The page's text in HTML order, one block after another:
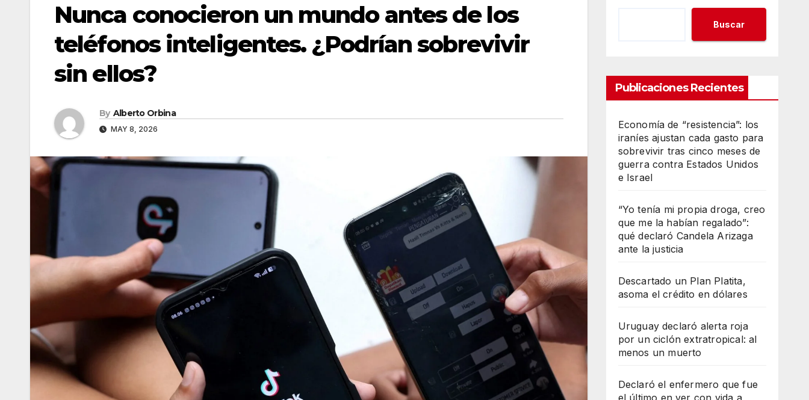
Nunca conocieron un mundo antes de los
teléfonos inteligentes. ¿Podrían sobrevivir
sin ellos?
By Alberto Orbina
MAY 8, 2026
Buscar
Publicaciones Recientes
Economía de “resistencia”: los
iraníes ajustan cada gasto para
sobrevivir tras cinco meses de
guerra contra Estados Unidos
e Israel
“Yo tenía mi propia droga, creo
que me la habían regalado”:
qué declaró Candela Arizaga
ante la justicia
Descartado un Plan Platita,
asoma el crédito en dólares
Uruguay declaró alerta roja
por un ciclón extratropical: al
menos un muerto
Declaró el enfermero que fue
el último en ver con vida a